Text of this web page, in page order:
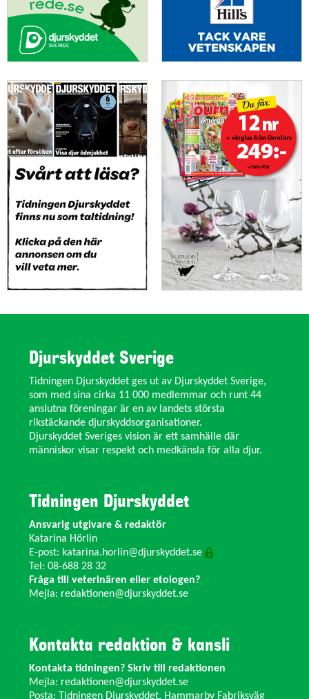
Djurskyddet Sverige
Tidningen Djurskyddet ges ut av Djurskyddet Sverige,
som med sina cirka 11 000 medlemmar och runt 44
anslutna föreningar är en av landets största
rikstäckande djurskyddsorganisationer.
Djurskyddet Sveriges vision är ett samhälle där
människor visar respekt och medkänsla för alla djur.
Tidningen Djurskyddet
Ansvarig utgivare & redaktör
Katarina Hörlin
E-post: katarina.horlin@djurskyddet.se
Tel: 08-688 28 32
Fråga till veterinären eller etologen?
Mejla: redaktionen@djurskyddet.se
Kontakta redaktion & kansli
Kontakta tidningen? Skriv till redaktionen
Mejla: redaktionen@djurskyddet.se
Posta: Tidningen Djurskyddet, Hammarby Fabriksväg